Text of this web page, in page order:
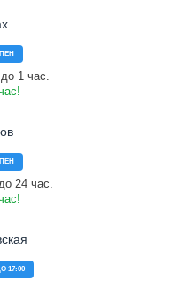
1 час.
24 час.
17:00